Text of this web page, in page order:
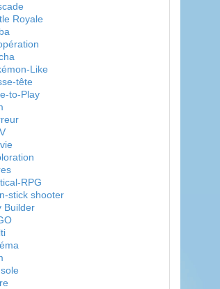
Royale
Like
tête
to-Play
RPG
stick shooter
Builder